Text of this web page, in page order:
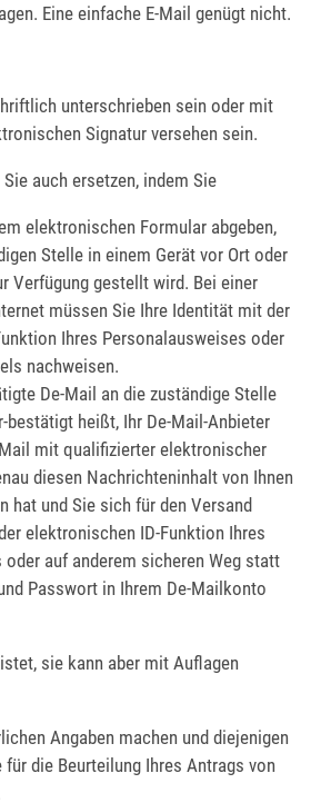
Eine einfache E-Mail genügt nicht.
unterschrieben sein oder mit
Signatur versehen sein.
auch ersetzen, indem Sie
elektronischen Formular abgeben,
Stelle in einem Gerät vor Ort oder
Verfügung gestellt wird. Bei einer
müssen Sie Ihre Identität mit der
Ihres Personalausweises oder
nachweisen.
De-Mail an die zuständige Stelle
bestätigt heißt, Ihr De-Mail-Anbieter
mit qualifizierter elektronischer
diesen Nachrichteninhalt von Ihnen
hat und Sie sich für den Versand
elektronischen ID-Funktion Ihres
auf anderem sicheren Weg statt
Passwort in Ihrem De-Mailkonto
sie kann aber mit Auflagen
Angaben machen und diejenigen
für die Beurteilung Ihres Antrags von